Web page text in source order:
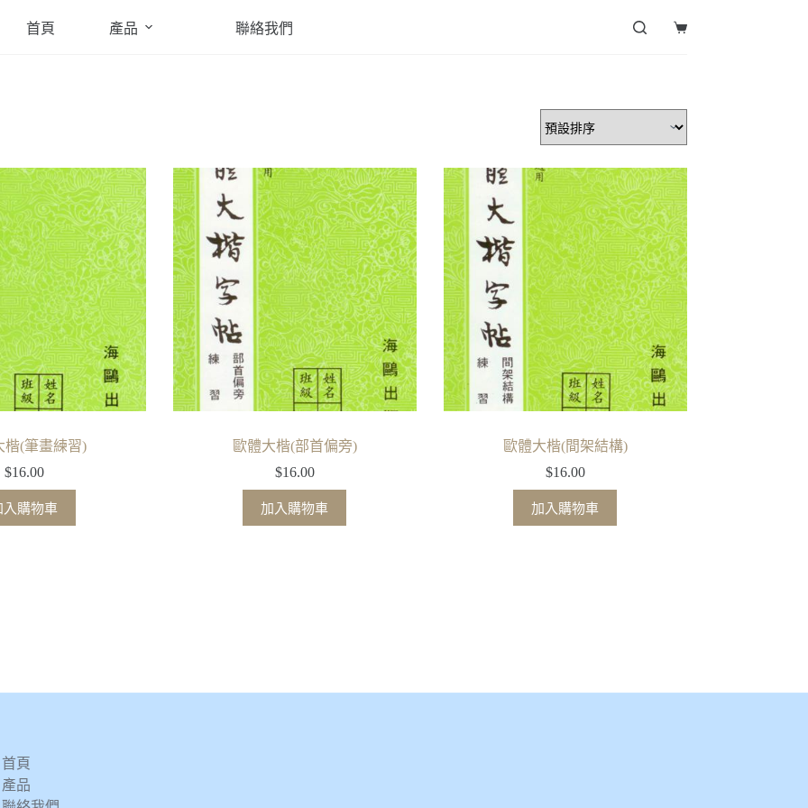
首頁 產品 聯絡我們
Shopping
楷(筆畫練習)
$16.00
入購物車
歐體大楷(部首偏旁)
$16.00
加入購物車
歐體大楷(間架結構)
$16.00
加入購物車
首頁
產品